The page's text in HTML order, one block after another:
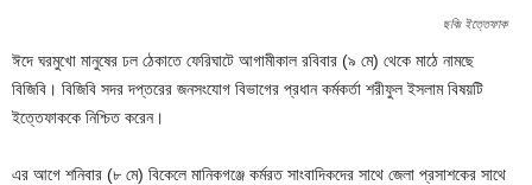
ছবিঃ ইত্তেফাক
ঈদে ঘরমুখো মানুষের ঢল ঠেকাতে ফেরিঘাটে আগামীকাল রবিবার (৯ মে) থেকে মাঠে নামছে
বিজিবি। বিজিবি সদর দপ্তরের জনসংযোগ বিভাগের প্রধান কর্মকর্তা শরীফুল ইসলাম বিষয়টি
ইত্তেফাককে নিশ্চিত করেন।
এর আগে শনিবার (৮ মে) বিকেলে মানিকগঞ্জে কর্মরত সাংবাদিকদের সাথে জেলা প্রসাশকের সাথে